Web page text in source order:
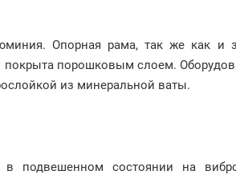
Опорная рама, так же как и
покрыта порошковым слоем.
из минеральной ваты.
в подвешенном состоянии на